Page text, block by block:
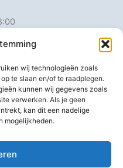
wij technologieën zoals
te slaan en/of te raadplegen.
kunnen wij gegevens zoals
verwerken. Als je geen
kan dit een nadelige
mogelijkheden.